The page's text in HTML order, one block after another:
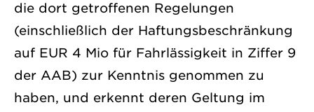
die dort getroffenen Regelungen
(einschließlich der Haftungsbeschränkung
auf EUR 4 Mio für Fahrlässigkeit in Ziffer 9
der AAB) zur Kenntnis genommen zu
haben, und erkennt deren Geltung im